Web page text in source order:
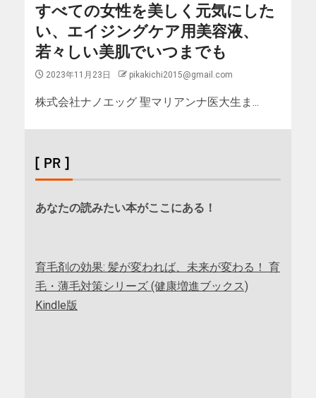
すべての女性を美しく元気にした
い、エイジングケア用美容液、
若々しい美肌でいつまでも
2023年11月23日 pikakichi2015@gmail.com
株式会社ナノエッグ 聖マリアンナ医大生ま...
[ PR ]
あなたの読みたい本がここにある！
育毛剤の効果: 髪が変われば、未来が変わる！ 育
毛・薄毛対策シリーズ (健康増進ブックス)
Kindle版